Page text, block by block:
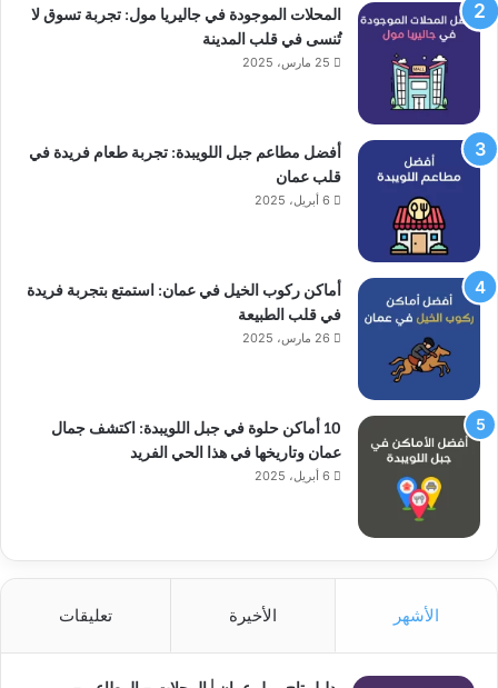
المحلات الموجودة في جاليريا مول: تجربة تسوق لا
تُنسى في قلب المدينة
25 مارس، 2025
أفضل مطاعم جبل اللويبدة: تجربة طعام فريدة في
قلب عمان
6 أبريل، 2025
أماكن ركوب الخيل في عمان: استمتع بتجربة فريدة
في قلب الطبيعة
26 مارس، 2025
10 أماكن حلوة في جبل اللويبدة: اكتشف جمال
عمان وتاريخها في هذا الحي الفريد
6 أبريل، 2025
الأشهر الأخيرة تعليقات